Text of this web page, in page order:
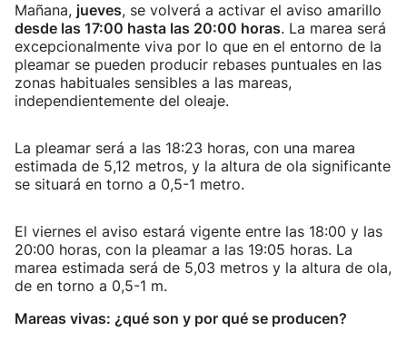
Mañana, jueves, se volverá a activar el aviso amarillo
desde las 17:00 hasta las 20:00 horas. La marea será
excepcionalmente viva por lo que en el entorno de la
pleamar se pueden producir rebases puntuales en las
zonas habituales sensibles a las mareas,
independientemente del oleaje.
La pleamar será a las 18:23 horas, con una marea
estimada de 5,12 metros, y la altura de ola significante
se situará en torno a 0,5-1 metro.
El viernes el aviso estará vigente entre las 18:00 y las
20:00 horas, con la pleamar a las 19:05 horas. La
marea estimada será de 5,03 metros y la altura de ola,
de en torno a 0,5-1 m.
Mareas vivas: ¿qué son y por qué se producen?